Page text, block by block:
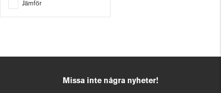
Jämför
Missa inte några nyheter!